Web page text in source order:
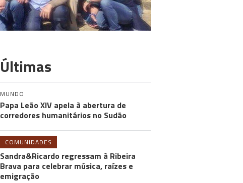
Últimas
MUNDO
Papa Leão XIV apela à abertura de
corredores humanitários no Sudão
COMUNIDADES
Sandra&Ricardo regressam à Ribeira
Brava para celebrar música, raízes e
emigração